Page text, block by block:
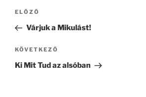
Bejegyzés
Korábbi
bejegyzés
ELŐZŐ
Várjuk a Mikulást!
Következő
bejegyzés
KÖVETKEZŐ
Ki Mit Tud az alsóban